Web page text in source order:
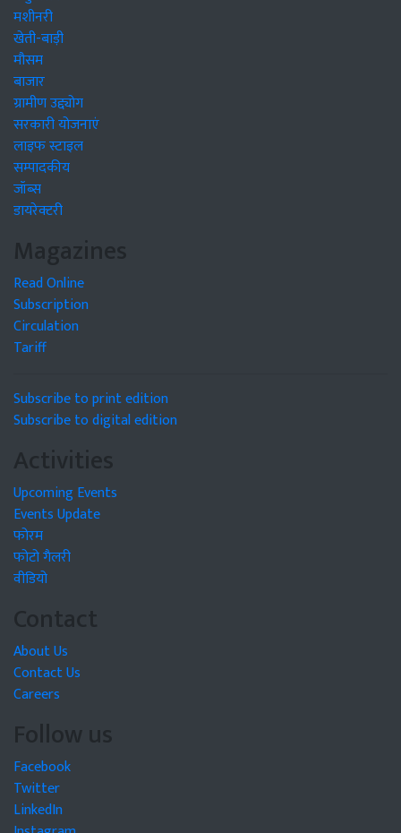
मशीनरी
खेती-बाड़ी
मौसम
बाजार
ग्रामीण उद्द्योग
सरकारी योजनाएं
लाइफ स्टाइल
सम्पादकीय
जॉब्स
डायरेक्टरी
Magazines
Read Online
Subscription
Circulation
Tariff
Subscribe to print edition
Subscribe to digital edition
Activities
Upcoming Events
Events Update
फोरम
फोटो गैलरी
वीडियो
Contact
About Us
Contact Us
Careers
Follow us
Facebook
Twitter
LinkedIn